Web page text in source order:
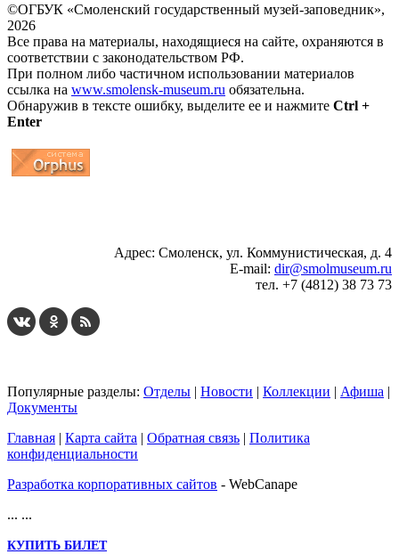
©ОГБУК «Смоленский государственный музей-заповедник»,
2026
Все права на материалы, находящиеся на сайте, охраняются в
соответствии с законодательством РФ.
При полном либо частичном использовании материалов
ссылка на www.smolensk-museum.ru обязательна.
Обнаружив в тексте ошибку, выделите ее и нажмите Ctrl +
Enter
Адрес: Смоленск, ул. Коммунистическая, д. 4
E-mail: dir@smolmuseum.ru
тел. +7 (4812) 38 73 73
Популярные разделы: Отделы | Новости | Коллекции | Афиша |
Документы
Главная | Карта сайта | Обратная связь | Политика
конфиденциальности
Разработка корпоративных сайтов - WebCanape
... ...
КУПИТЬ БИЛЕТ